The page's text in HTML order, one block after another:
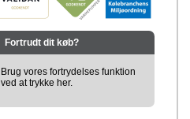
Fortrudt dit køb?
Brug vores fortrydelses funktion
ved at trykke her.